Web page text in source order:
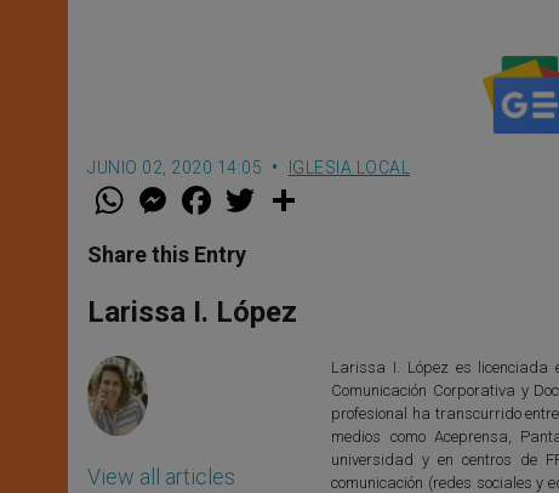
JUNIO 02, 2020 14:05 IGLESIA LOCAL
W
t
s
p
p
M
e
s
e
g
e
F
a
e
b
o
k
w
r
Share this Entry
Larissa I. López
View all articles
Larissa I. López es licenciada
Comunicación Corporativa y
profesional ha transcurrido
medios como Aceprensa,
universidad y en centros de
comunicación (redes sociales y